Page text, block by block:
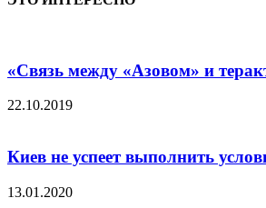
«Связь между «Азовом» и
22.10.2019
Киев не успеет выполнить
13.01.2020